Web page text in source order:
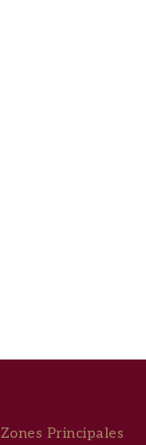
Zones Principales